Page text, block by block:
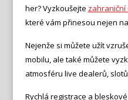
her? Vyzkoušejte zahraniční
které vám přinesou nejen
Nejenže si můžete užít
mobilu, ale také můžete
atmosféru live dealerů,
Rychlá registrace a